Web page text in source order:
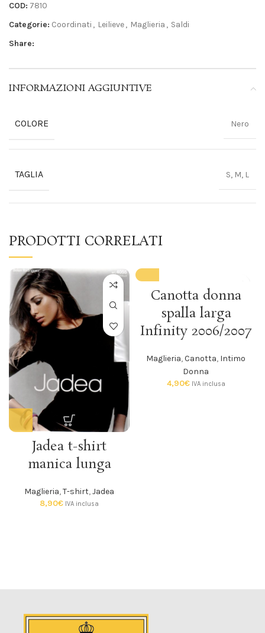
COD: 7810
Categorie: Coordinati , Leilieve, Maglieria , Saldi
Share:
INFORMAZIONI AGGIUNTIVE
COLORE Nero
TAGLIA S, M, L
PRODOTTI CORRELATI
Jadea t-shirt
manica lunga
Maglieria,T-shirt,Jadea
8,90€ IVA inclusa
Canotta donna
spalla larga
Infinity 2006/2007
Maglieria,Canotta, Intimo
Donna
4,90€ IVA inclusa